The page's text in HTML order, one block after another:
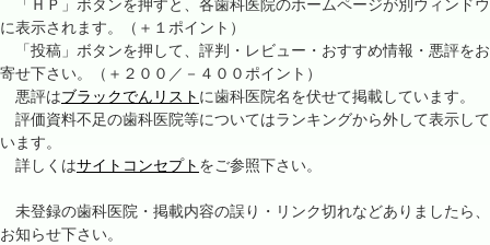
「ＨＰ」ボタンを押すと、各歯科医院のホームページが別ウィンドウ
に表示されます。（＋１ポイント）
「投稿」ボタンを押して、評判・レビュー・おすすめ情報・悪評をお
寄せ下さい。（＋２００／－４００ポイント）
悪評はブラックでんリスト に歯科医院名を伏せて掲載しています。
評価資料不足の歯科医院等についてはランキングから外して表示して
います。
詳しくはサイトコンセプト をご参照下さい。
未登録の歯科医院・掲載内容の誤り・リンク切れなどありましたら、
お知らせ下さい。